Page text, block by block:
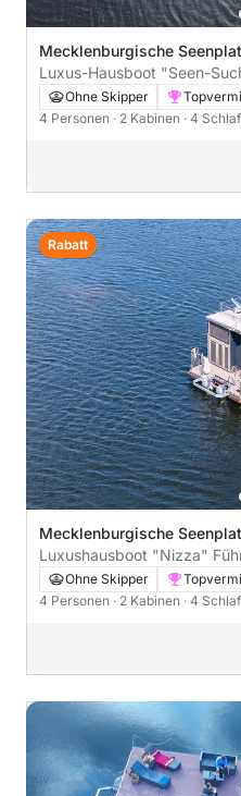
Mecklenburgische
Luxus-Hausboot "Seen-
(Charterschein)
Ohne Skipper
4 Personen · 2 Kabinen · 4
Mecklenburgische
Luxushausboot "Nizza"
(Charterschein)
Ohne Skipper
4 Personen · 2 Kabinen · 4
Rabatt